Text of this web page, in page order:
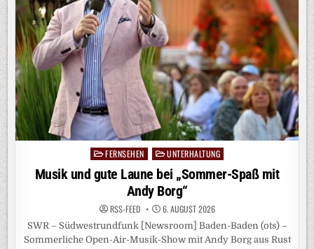
URSINA
LARDI
UND
GODEHARD
GIESE
Posted
in
FERNSEHEN UNTERHALTUNG
Musik und gute Laune bei „Sommer-Spaß mit
Andy Borg“
RSS-FEED 6. AUGUST 2026
SWR – Südwestrundfunk [Newsroom] Baden-Baden (ots) –
Sommerliche Open-Air-Musik-Show mit Andy Borg aus Rust